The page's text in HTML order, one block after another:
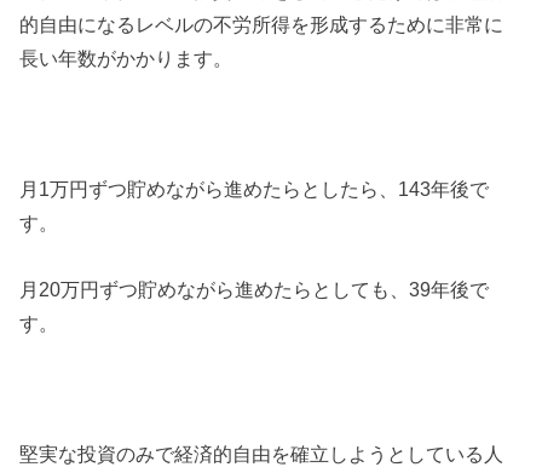
的自由になるレベルの不労所得を形成するために非常に
長い年数がかかります。
月1万円ずつ貯めながら進めたらとしたら、143年後で
す。
月20万円ずつ貯めながら進めたらとしても、39年後で
す。
堅実な投資のみで経済的自由を確立しようとしている人